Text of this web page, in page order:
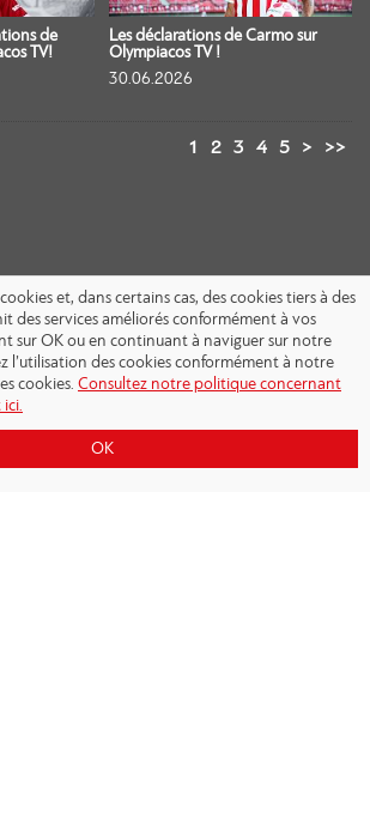
de
TV!
Les déclarations de Carmo sur
Olympiacos TV !
30.06.2026
1 2 3 4 5 > >>
et, dans certains cas, des cookies tiers à des
des services améliorés conformément à vos
sur OK ou en continuant à naviguer sur notre
l’utilisation des cookies conformément à notre
cookies. Consultez notre politique concernant
ici.
OK